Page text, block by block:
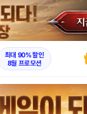
최대 90% 할인
8월 프로모션